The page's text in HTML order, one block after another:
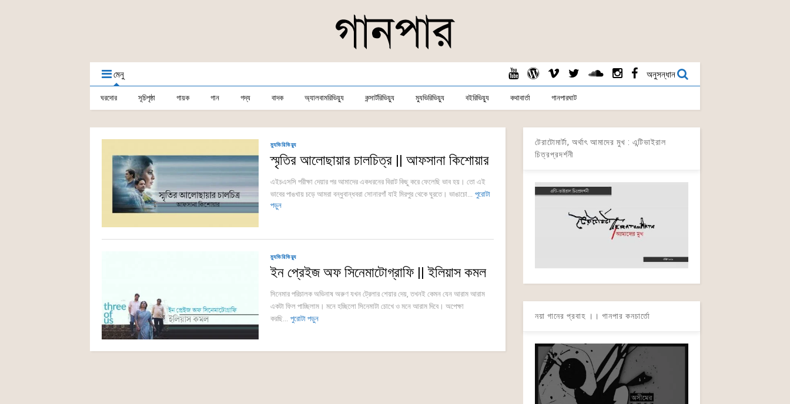
মেনু অনুসন্ধান
ঘরদোর সূচিপৃষ্ঠা গায়ক গান গদ্য বাদক অ্যালবামরিভিয়্যু কন্সার্টরিভিয়্যু ম্যুভিরিভিয়্যু বইরিভিয়্যু কথাবার্তা গানপারঘাট
ম্যুভিরিভিয়্যু
স্মৃতির আলোছায়ার চালচিত্র || আফসানা কিশোয়ার
এইচএসসি পরীক্ষা দেয়ার পর আমাদের একধরনের বিরাট কিছু করে ফেলেছি ভাব হয়। তো এই
ভাবের পাঙখায় চড়ে আমরা বন্ধুবান্ধবরা সোনারগাঁ যাই মিরপুর থেকে ঘুরতে। ভাঙাচো... পুরোটা
পড়ুন
ম্যুভিরিভিয়্যু
ইন প্রেইজ অফ সিনেমাটোগ্রাফি || ইলিয়াস কমল
সিনেমার পরিচালক অভিনাষ অরুণ যখন ট্রেলার শেয়ার দেয়, তখনই কেমন যেন আরাম আরাম
একটা ফিল পাচ্ছিলাম। মনে হচ্ছিলো সিনেমাটা চোখে ও মনে আরাম দিবে। অপেক্ষা
করছি... পুরোটা পড়ুন
টেরাটোমার্টা, অর্থাৎ আমাদের মুখ : এন্টিভাইরাল
চিত্রপ্রদর্শনী
নয়া গানের প্রবাহ ।। গানপার কনচার্তো